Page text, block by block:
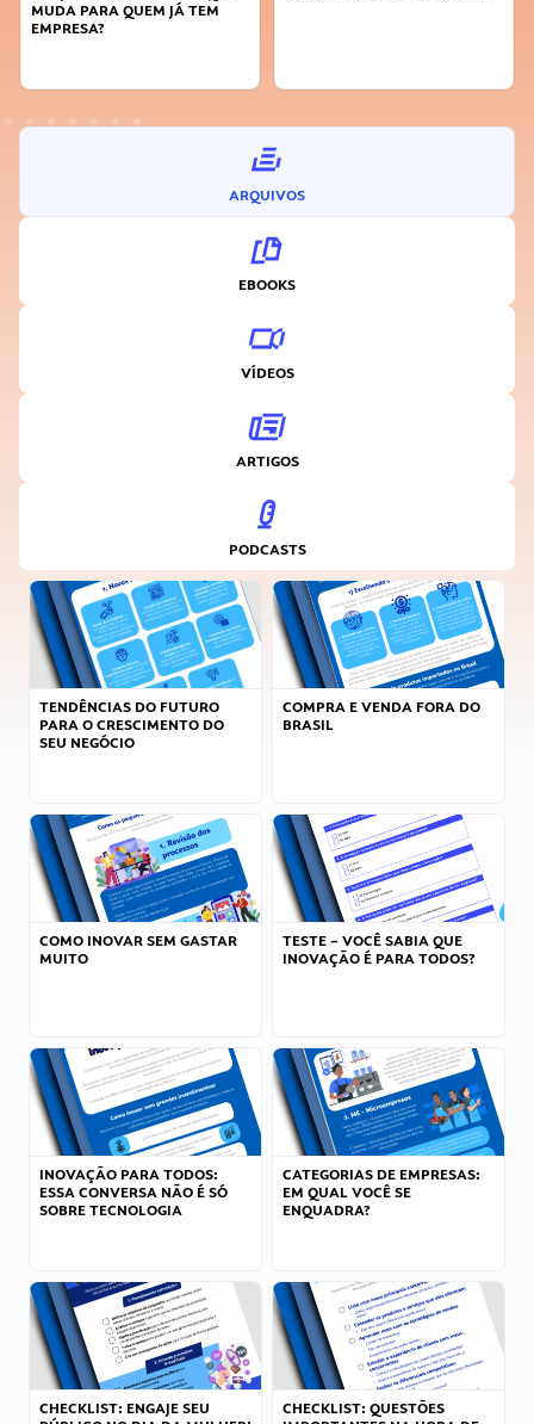
MUDA PARA QUEM JÁ TEM
EMPRESA?
ARQUIVOS
EBOOKS
VÍDEOS
ARTIGOS
PODCASTS
TENDÊNCIAS DO FUTURO
PARA O CRESCIMENTO DO
SEU NEGÓCIO
COMPRA E VENDA FORA DO
BRASIL
COMO INOVAR SEM GASTAR
MUITO
TESTE – VOCÊ SABIA QUE
INOVAÇÃO É PARA TODOS?
INOVAÇÃO PARA TODOS:
ESSA CONVERSA NÃO É SÓ
SOBRE TECNOLOGIA
CATEGORIAS DE EMPRESAS:
EM QUAL VOCÊ SE
ENQUADRA?
CHECKLIST: ENGAJE SEU
CHECKLIST: QUESTÕES